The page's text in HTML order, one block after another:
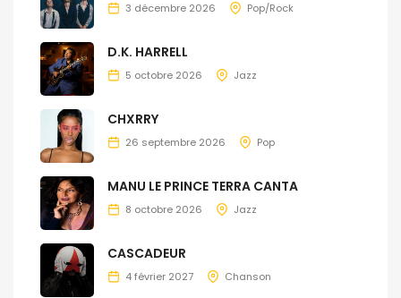
3 décembre 2026 Pop/Rock
D.K. HARRELL
5 octobre 2026 Jazz
CHXRRY
26 septembre 2026 Pop
MANU LE PRINCE TERRA CANTA
8 octobre 2026 Jazz
CASCADEUR
4 février 2027 Chanson